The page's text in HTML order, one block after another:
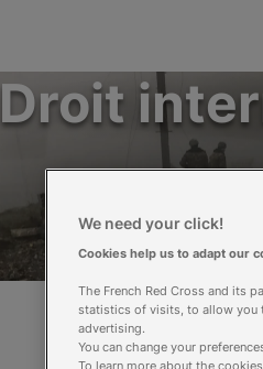
Droit
We need your click!
Cookies help us to adapt our
The French Red Cross and its
statistics of visits, to allow you
advertising.
You can change your
To learn more about the